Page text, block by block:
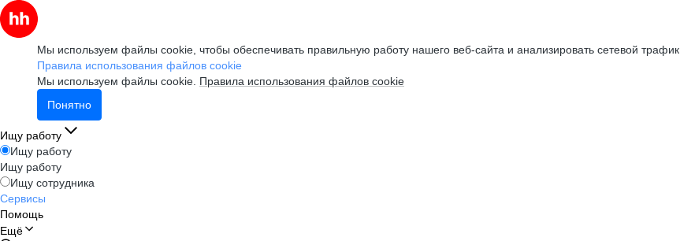
Мы используем файлы cookie, чтобы обеспечивать правильную работу нашего веб-сайта и анализировать сетевой трафик.
Правила использования файлов cookie
Мы используем файлы cookie. Правила использования файлов cookie
Понятно
Ищу работу
Ищу работу
Ищу работу
Ищу сотрудника
Сервисы
Помощь
Ещё